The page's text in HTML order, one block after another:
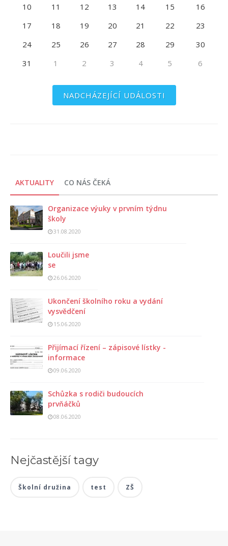
10 11 12 13 14 15
16
17
18 19 20 21 22
23
24
25 26 27 28 29
30
31
1 2 3 4 5 6
NADCHÁZEJÍCÍ UDÁLOSTI
AKTUALITY CO NÁS ČEKÁ
Organizace výuky v prvním týdnu
školy
31.08.2020
Loučili jsme
se
26.06.2020
Ukončení školního roku a vydání
vysvědčení
15.06.2020
Přijímací řízení – zápisové lístky -
informace
09.06.2020
Schůzka s rodiči budoucích
prvňáčků
08.06.2020
Nejčastější tagy
Školní družina test ZŠ